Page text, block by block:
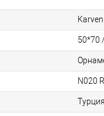
50*70
N020
Турция